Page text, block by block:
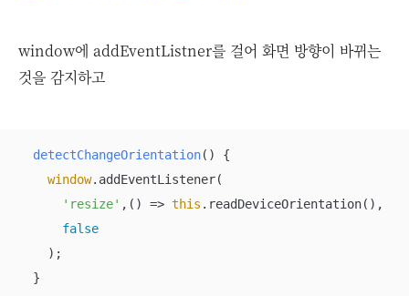
window에 addEventListner를 걸어 화면 방향이 바뀌는
것을 감지하고
detectChangeOrientation( )
{
window.addEventListener(
'resize' , () => this .readDeviceOrientation(),
false
    );
  }